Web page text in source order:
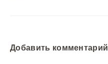
Добавить комментарий